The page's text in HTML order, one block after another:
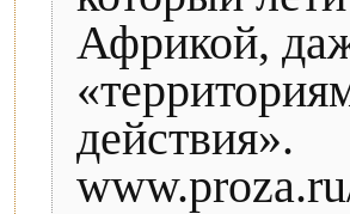
Африкой,
действия».